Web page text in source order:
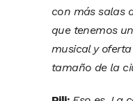
con más salas
que tenemos
musical y
tamaño de la